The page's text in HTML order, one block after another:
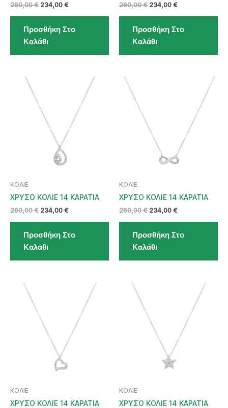
260,00€ Original
260,00 €.
234,00 €Η
είναι:
Προσθήκη Στο
Καλάθι
260,00€ Original
260,00 €.
234,00 €Η
είναι:
Προσθήκη Στο
Καλάθι
ΚΟΛΙΕ
ΧΡΥΣΟ ΚΟΛΙΕ 14 ΚΑΡΑΤΙΑ
260,00€ Original
260,00 €.
234,00 €Η
είναι:
Προσθήκη Στο
Καλάθι
ΚΟΛΙΕ
ΧΡΥΣΟ ΚΟΛΙΕ 14 ΚΑΡΑΤΙΑ
260,00€ Original
260,00 €.
234,00 €Η
είναι:
Προσθήκη Στο
Καλάθι
ΚΟΛΙΕ
ΧΡΥΣΟ ΚΟΛΙΕ 14 ΚΑΡΑΤΙΑ
ΚΟΛΙΕ
ΧΡΥΣΟ ΚΟΛΙΕ 14 ΚΑΡΑΤΙΑ